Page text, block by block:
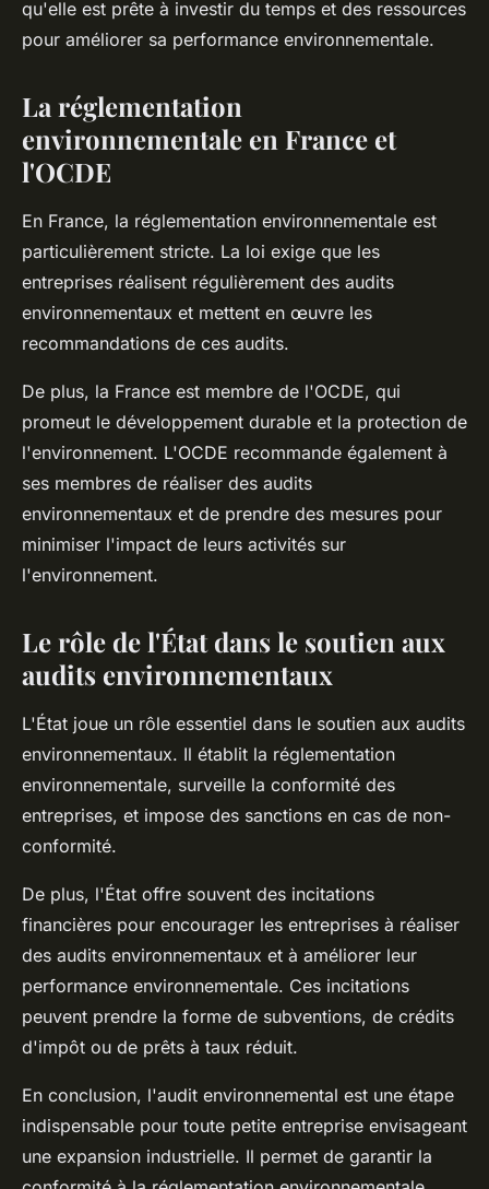
qu'elle est prête à investir du temps et des ressources
pour améliorer sa performance environnementale.
La réglementation
environnementale en France et
l'OCDE
En France, la réglementation environnementale est
particulièrement stricte. La loi exige que les
entreprises réalisent régulièrement des audits
environnementaux et mettent en œuvre les
recommandations de ces audits.
De plus, la France est membre de l'OCDE, qui
promeut le développement durable et la protection de
l'environnement. L'OCDE recommande également à
ses membres de réaliser des audits
environnementaux et de prendre des mesures pour
minimiser l'impact de leurs activités sur
l'environnement.
Le rôle de l'État dans le soutien aux
audits environnementaux
L'État joue un rôle essentiel dans le soutien aux audits
environnementaux. Il établit la réglementation
environnementale, surveille la conformité des
entreprises, et impose des sanctions en cas de non-
conformité.
De plus, l'État offre souvent des incitations
financières pour encourager les entreprises à réaliser
des audits environnementaux et à améliorer leur
performance environnementale. Ces incitations
peuvent prendre la forme de subventions, de crédits
d'impôt ou de prêts à taux réduit.
En conclusion, l'audit environnemental est une étape
indispensable pour toute petite entreprise envisageant
une expansion industrielle. Il permet de garantir la